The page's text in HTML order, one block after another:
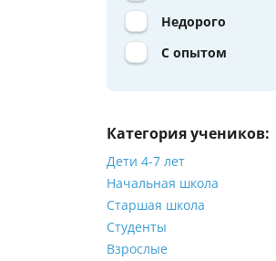
Недорого
С опытом
Категория учеников:
Дети 4-7 лет
Начальная школа
Старшая школа
Студенты
Взрослые